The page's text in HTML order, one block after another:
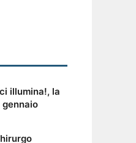
illumina!, la
gennaio